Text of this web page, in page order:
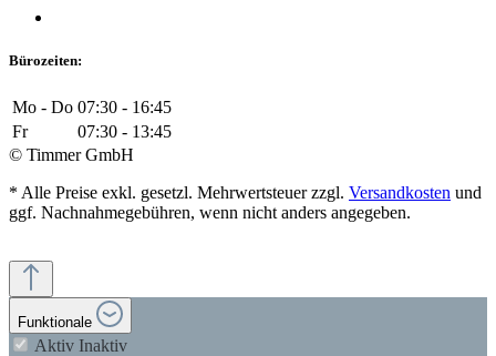
Bürozeiten:
Mo - Do 07:30 - 16:45
Fr
07:30 - 13:45
© Timmer GmbH
* Alle Preise exkl. gesetzl. Mehrwertsteuer zzgl. Versandkosten und
ggf. Nachnahmegebühren, wenn nicht anders angegeben.
Funktionale
Aktiv Inaktiv